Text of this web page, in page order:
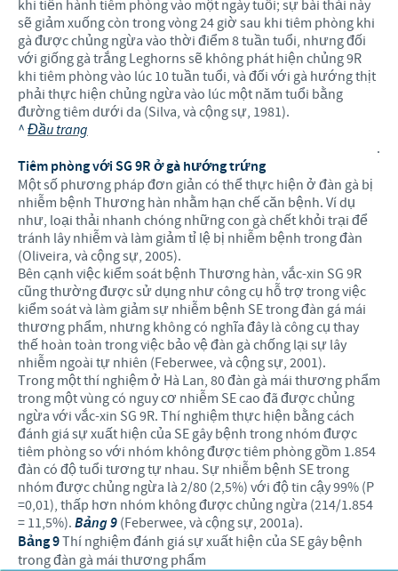
khi tiến hành tiêm phòng vào một ngày tuổi; sự bài thải này
sẽ giảm xuống còn trong vòng 24 giờ sau khi tiêm phòng khi
gà được chủng ngừa vào thời điểm 8 tuần tuổi, nhưng đối
với giống gà trắng Leghorns sẽ không phát hiện chủng 9R
khi tiêm phòng vào lúc 10 tuần tuổi, và đối với gà hướng thịt
phải thực hiện chủng ngừa vào lúc một năm tuổi bằng
đường tiêm dưới da (Silva, và cộng sự, 1981).
^Đầu trang
.
Tiêm phòng với SG 9R ở gà hướng trứng
Một số phương pháp đơn giản có thể thực hiện ở đàn gà bị
nhiễm bệnh Thương hàn nhằm hạn chế căn bệnh. Ví dụ
như, loại thải nhanh chóng những con gà chết khỏi trại để
tránh lây nhiễm và làm giảm tỉ lệ bị nhiễm bệnh trong đàn
(Oliveira, và cộng sự, 2005).
Bên cạnh việc kiểm soát bệnh Thương hàn, vắc-xin SG 9R
cũng thường được sử dụng như công cụ hỗ trợ trong việc
kiểm soát và làm giảm sự nhiễm bệnh SE trong đàn gá mái
thương phẩm, nhưng không có nghĩa đây là công cụ thay
thế hoàn toàn trong việc bảo vệ đàn gà chống lại sự lây
nhiễm ngoài tự nhiên (Feberwee, và cộng sự, 2001).
Trong một thí nghiệm ở Hà Lan, 80 đàn gà mái thương phẩm
trong một vùng có nguy cơ nhiễm SE cao đã được chủng
ngừa với vắc-xin SG 9R. Thí nghiệm thực hiện bằng cách
đánh giá sự xuất hiện của SE gây bệnh trong nhóm được
tiêm phòng so với nhóm không được tiêm phòng gồm 1.854
đàn có độ tuổi tương tự nhau. Sự nhiễm bệnh SE trong
nhóm được chủng ngừa là 2/80 (2,5%) với độ tin cậy 99% (P
=0,01), thấp hơn nhóm không được chủng ngừa (214/1.854
= 11,5%). Bảng 9 (Feberwee, và cộng sự, 2001a).
Bảng 9Thí nghiệm đánh giá sự xuất hiện của SE gây bệnh
trong đàn gà mái thương phẩm